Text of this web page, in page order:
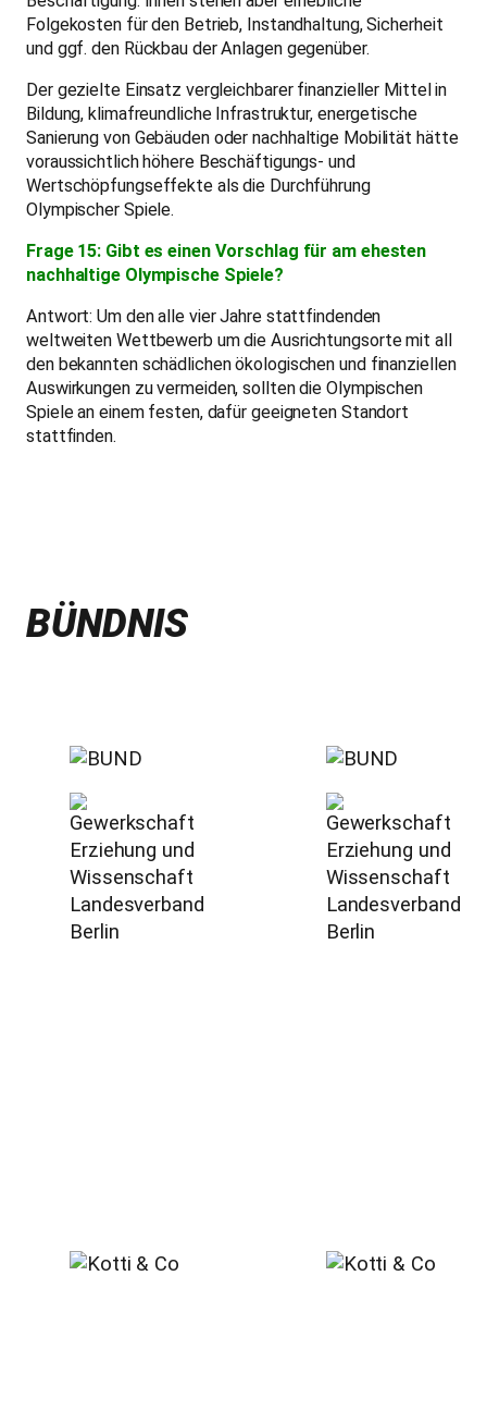
Folgekosten für den Betrieb, Instandhaltung, Sicherheit
und ggf. den Rückbau der Anlagen gegenüber.
Der gezielte Einsatz vergleichbarer finanzieller Mittel in
Bildung, klimafreundliche Infrastruktur, energetische
Sanierung von Gebäuden oder nachhaltige Mobilität hätte
voraussichtlich höhere Beschäftigungs- und
Wertschöpfungseffekte als die Durchführung
Olympischer Spiele.
Frage 15: Gibt es einen Vorschlag für am ehesten
nachhaltige Olympische Spiele?
Antwort: Um den alle vier Jahre stattfindenden
weltweiten Wettbewerb um die Ausrichtungsorte mit all
den bekannten schädlichen ökologischen und finanziellen
Auswirkungen zu vermeiden, sollten die Olympischen
Spiele an einem festen, dafür geeigneten Standort
stattfinden.
BÜNDNIS